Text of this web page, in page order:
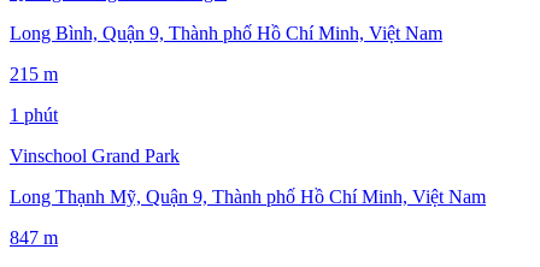
Long Bình, Quận 9, Thành phố Hồ Chí Minh, Việt Nam
215 m
1 phút
Vinschool Grand Park
Long Thạnh Mỹ, Quận 9, Thành phố Hồ Chí Minh, Việt Nam
847 m